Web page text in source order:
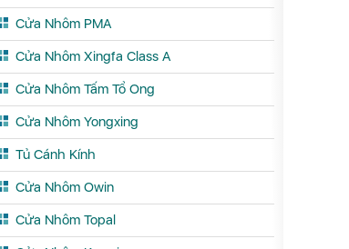
Cửa Nhôm PMA
Cửa Nhôm Xingfa Class A
Cửa Nhôm Tấm Tổ Ong
Cửa Nhôm Yongxing
Tủ Cánh Kính
Cửa Nhôm Owin
Cửa Nhôm Topal